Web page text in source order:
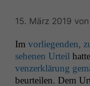
15. März 2019 von
Im vor­liegen­den,
se­henen Urteil
ven­z­erk­lärung
beurteilen. Dem